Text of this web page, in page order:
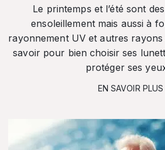
Le printemps et l’été sont
ensoleillement mais aussi à
rayonnement UV et autres
savoir pour bien choisir ses
protéger ses
EN SAVOIR PLUS